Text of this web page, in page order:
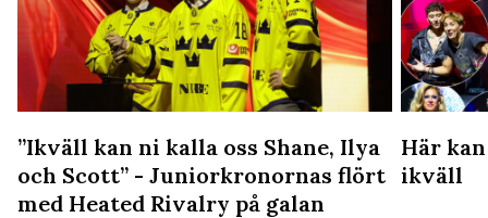
”Ikväll kan ni kalla oss Shane, Ilya
och Scott” - Juniorkronornas flört
med Heated Rivalry på galan
Här
ikväll